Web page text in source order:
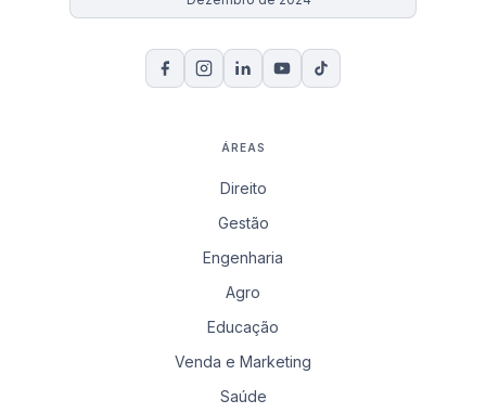
ÁREAS
Direito
Gestão
Engenharia
Agro
Educação
Venda e Marketing
Saúde